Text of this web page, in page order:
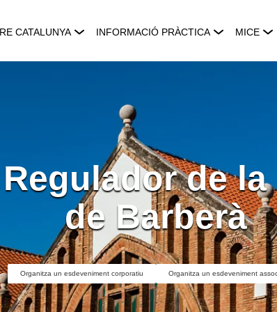
CATALUNYA INFORMACIÓ PRÀCTICA MICE
de la
de Barberà
Organitza un esdeveniment corporatiu Organitza un esdeveniment